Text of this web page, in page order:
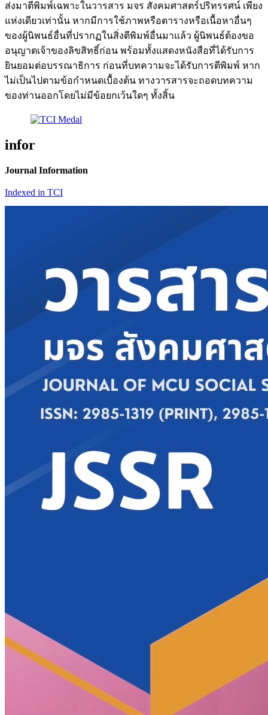
ส่งมาตีพิมพ์เฉพาะในวารสาร มจร สังคมศาสตร์ปริทรรศน์ เพียง
แห่งเดียวเท่านั้น หากมีการใช้ภาพหรือตารางหรือเนื้อหาอื่นๆ
ของผู้นิพนธ์อื่นที่ปรากฏในสิ่งตีพิมพ์อื่นมาแล้ว ผู้นิพนธ์ต้องขอ
อนุญาตเจ้าของลิขสิทธิ์ก่อน พร้อมทั้งแสดงหนังสือที่ได้รับการ
ยินยอมต่อบรรณาธิการ ก่อนที่บทความจะได้รับการตีพิมพ์ หาก
ไม่เป็นไปตามข้อกำหนดเบื้องต้น ทางวารสารจะถอดบทความ
ของท่านออกโดยไม่มีข้อยกเว้นใดๆ ทั้งสิ้น
infor
Journal Information
Indexed in TCI